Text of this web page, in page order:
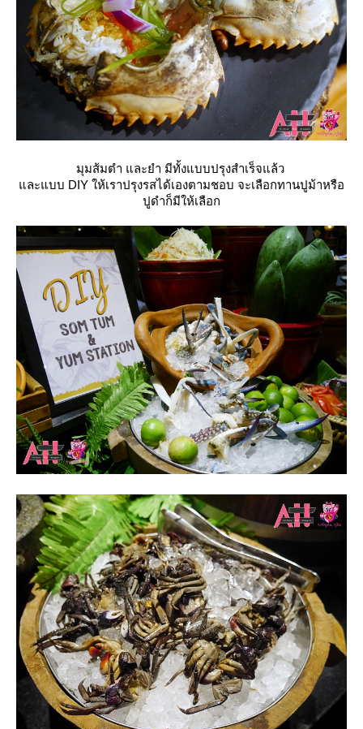
มุมส้มตำ และยำ มีทั้งแบบปรุงสำเร็จแล้ว
ละแบบ DIY ให้เราปรุงรสได้เองตามชอบ จะเลือกทานปูม้าหรือ
ปูดำก็มีให้เลือก